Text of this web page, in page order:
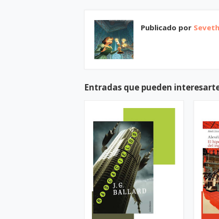
Publicado por Seveth
Entradas que pueden